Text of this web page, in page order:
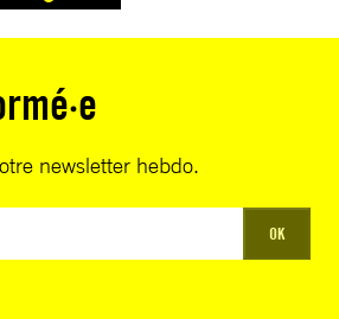
newsletter hebdo.
OK